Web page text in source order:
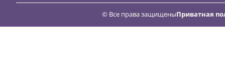
© Все права защищеныПриватная